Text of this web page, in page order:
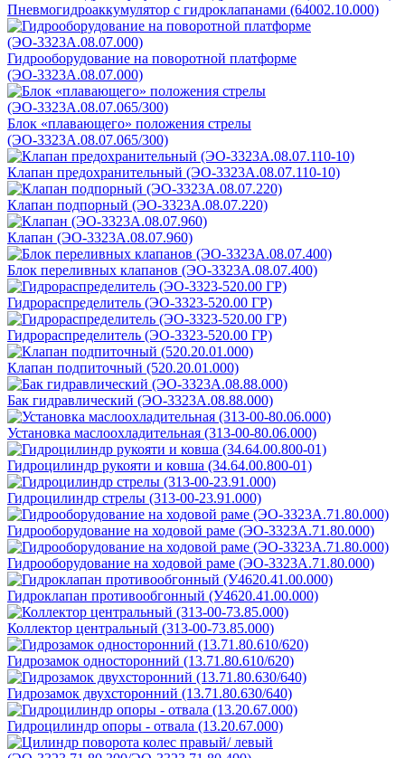
Пневмогидроаккумулятор с гидроклапанами (64002.10.000)
Гидрооборудование на поворотной платформе
(ЭО-3323А.08.07.000)
Блок «плавающего» положения стрелы
(ЭО-3323А.08.07.065/300)
Клапан предохранительный (ЭО-3323А.08.07.110-10)
Клапан подпорный (ЭО-3323А.08.07.220)
Клапан (ЭО-3323А.08.07.960)
Блок переливных клапанов (ЭО-3323А.08.07.400)
Гидрораспределитель (ЭО-3323-520.00 ГР)
Гидрораспределитель (ЭО-3323-520.00 ГР)
Клапан подпиточный (520.20.01.000)
Бак гидравлический (ЭО-3323А.08.88.000)
Установка маслоохладительная (313-00-80.06.000)
Гидроцилиндр рукояти и ковша (34.64.00.800-01)
Гидроцилиндр стрелы (313-00-23.91.000)
Гидрооборудование на ходовой раме (ЭО-3323А.71.80.000)
Гидрооборудование на ходовой раме (ЭО-3323А.71.80.000)
Гидроклапан противообгонный (У4620.41.00.000)
Коллектор центральный (313-00-73.85.000)
Гидрозамок односторонний (13.71.80.610/620)
Гидрозамок двухсторонний (13.71.80.630/640)
Гидроцилиндр опоры - отвала (13.20.67.000)